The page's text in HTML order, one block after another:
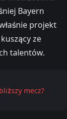
Bayern
projekt
ze
talentów.
mecz?